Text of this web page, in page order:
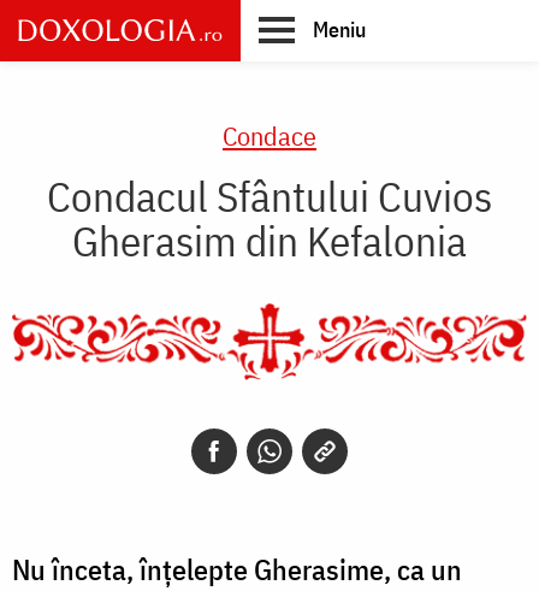
Skip
to
main
Meniu
Condace
Condacul Sfântului Cuvios
Gherasim din Kefalonia
Nu înceta, înţelepte Gherasime, ca un